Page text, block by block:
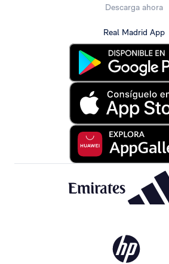
Descarga ahora
Real Madrid App